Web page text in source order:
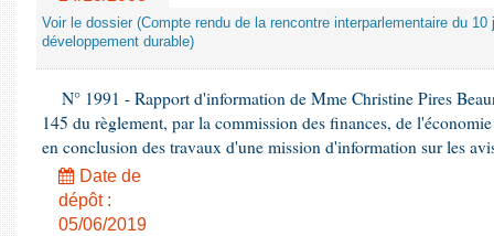
Voir le dossier (Compte rendu de la rencontre interparlementaire du
développement durable)
N° 1991 - Rapport d'information de Mme Christine Pires
145 du règlement, par la commission des finances, de
en conclusion des travaux d'une mission d'information sur les
Date de
dépôt :
05/06/2019